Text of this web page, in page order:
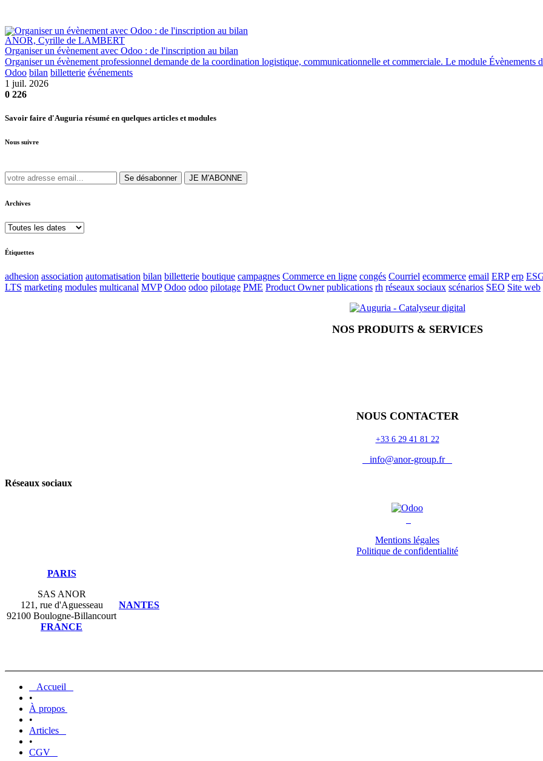
ANOR, Cyrille de LAMBERT
Organiser un évènement avec Odoo : de l'inscription au bilan
Organiser un évènement professionnel demande de la coordination logistique, communicationnelle et commerciale. Le module Évènements
Odoo bilan billetterie événements
1 juil. 2026
0 226
Savoir faire d'Auguria résumé en quelques articles et modules
Nous suivre
Se désabonner JE M'ABONNE
Archives
Étiquettes
adhesion association automatisation bilan billetterie boutique campagnes Commerce en ligne congés Courriel ecommerce email ERP erp
LTS marketing modules multicanal MVP Odoo odoo pilotage PME Product Owner publications rh réseaux sociaux scénarios SEO Site web
NOS PRODUITS & SERVICES
NOUS CONTACTER
+33 6 29 41 81 22
info@anor-group.fr
Réseaux sociaux
Mentions légales
Politique de confidentialité
PARIS
SAS ANOR
121, rue d'Aguesseau
92100 Boulogne-Billancourt
FRANCE
NANTES
Accueil
•
À propos
•
Articles
•
CGV